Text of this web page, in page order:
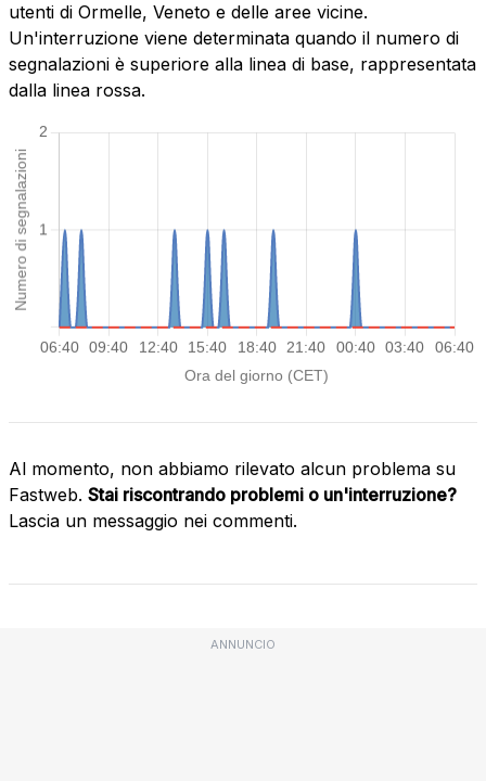
utenti di Ormelle, Veneto e delle aree vicine.
Un'interruzione viene determinata quando il numero di
segnalazioni è superiore alla linea di base, rappresentata
dalla linea rossa.
Al momento, non abbiamo rilevato alcun problema su
Fastweb. Stai riscontrando problemi o un'interruzione?
Lascia un messaggio nei commenti.
ANNUNCIO